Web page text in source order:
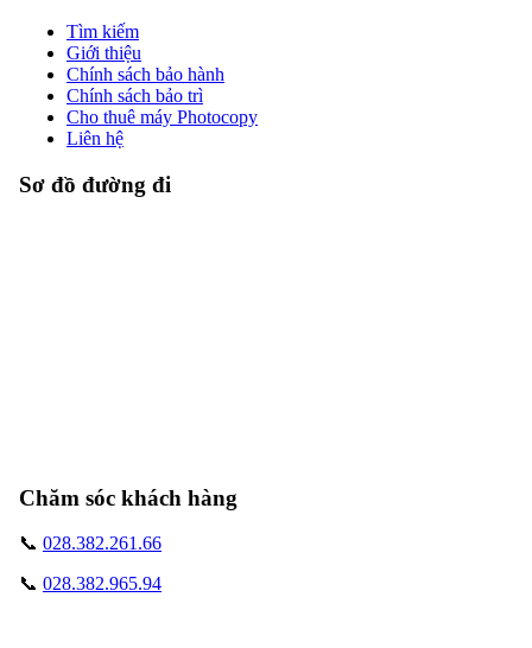
Tìm kiếm
Giới thiệu
Chính sách bảo hành
Chính sách bảo trì
Cho thuê máy Photocopy
Liên hệ
Sơ đồ đường đi
Chăm sóc khách hàng
📞 028.382.261.66
📞 028.382.965.94